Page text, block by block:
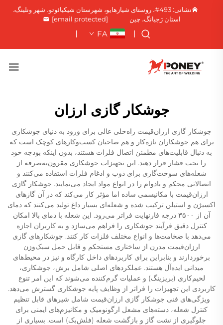
نشانی: 493#، روستای شیازهایو، شهرستان شیکیائوتو، شهر ونلینگ،
استان ژجیانگ، چین
[email protected]
FA
جوشکار گازی ارزان
جوشکار گازی ارزان‌قیمت راه‌حلی عالی برای ورود به دنیای جوشکاری
برای هم جوشکاران تازه‌کار و هم صاحبان کسب‌وکارهای کوچک است که
به دنبال قابلیت‌های مطمئن اتصال فلزات هستند، بدون اینکه بودجه خود
را تحت فشار قرار دهند. این تجهیزات جوشکاری مقرون‌به‌صرفه از
شعله‌های سوخت‌گازی برای ذوب و ادغام فلزات استفاده می‌کنند و
اتصالاتی محکم و بادوام را در انواع مواد ایجاد می‌نمایند. جوشکار گازی
ارزان‌قیمت با مکانیسمی ساده اما مؤثر کار می‌کند که در آن گازهای
اکسیژن و استیلن ترکیب شده و شعله‌ای بسیار داغ تولید می‌کنند که دمای
آن از ۳۵۰۰ درجه فارنهایت فراتر می‌رود. این شعله با دمای بالا امکان
کنترل دقیق فرآیند جوشکاری را فراهم می‌سازد و به کاربران اجازه
می‌دهد با ضخامت‌ها و انواع مختلف فلزات کار کنند. جوشکارهای گازی
ارزان‌قیمت مدرن از ساختاری مستحکم و قابل حمل سبک‌وزن
برخوردارند و بنابراین برای کاربردهای داخل کارگاه و نیز در محیط‌های
میدانی ایده‌آل هستند. عملکردهای اصلی شامل برش، جوشکاری،
لحیم‌کاری (بریزینگ) و عملیات گرم‌کننده می‌شوند که این امر تنوع
کاربردی این تجهیزات را فراتر از وظایف پایه جوشکاری گسترش می‌دهد.
ویژگی‌های فنی جوشکار گازی ارزان‌قیمت شامل شیرهای قابل تنظیم
کنترل شعله، دسته‌های مشعل ارگونومیک و مکانیزم‌های ایمنی برای
جلوگیری از نشت گاز و بازگشت شعله (فلش‌بک) است. بسیاری از